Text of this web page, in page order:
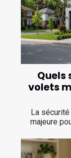
Quels
volets
La
majeure